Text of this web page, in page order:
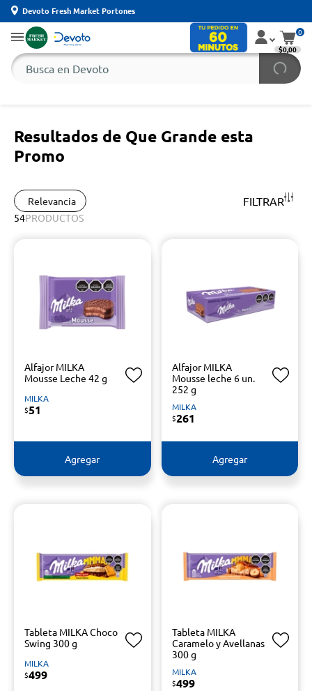
Devoto Fresh Market Portones
0
$0,00
Resultados de Que Grande esta
Promo
Relevancia FILTRAR
54PRODUCTOS
Alfajor MILKA
Mousse Leche 42 g
MILKA
$51
Agregar
Alfajor MILKA
Mousse leche 6 un.
252 g
MILKA
$261
Agregar
Tableta MILKA Choco
Swing 300 g
MILKA
$499
Tableta MILKA
Caramelo y Avellanas
300 g
MILKA
$499